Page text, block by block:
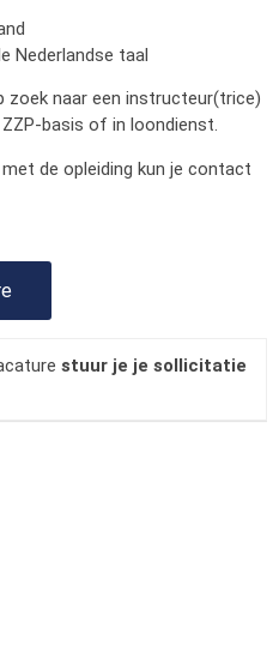
Nederlandse taal
zoek naar een instructeur(trice)
basis of in loondienst.
de opleiding kun je contact
stuur je je sollicitatie